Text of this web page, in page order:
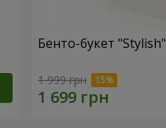
Бенто-букет "Stylish"
1 999 грн